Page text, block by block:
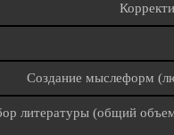
Создание мыслеформ
литературы (общий